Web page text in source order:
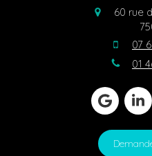
60 rue
07
01